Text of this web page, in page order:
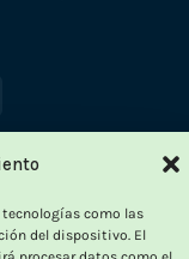
como las
del dispositivo. El